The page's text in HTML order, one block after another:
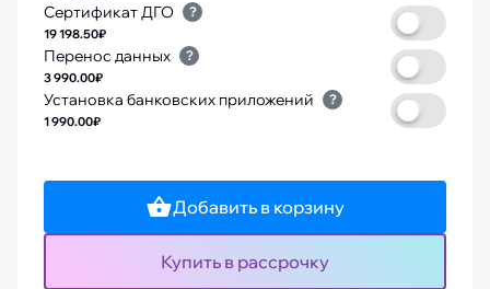
Сертификат ДГО ?
19 198.50₽
Перенос данных ?
3 990.00₽
Установка банковских приложений ?
1 990.00₽
Добавить в корзину
Купить в рассрочку